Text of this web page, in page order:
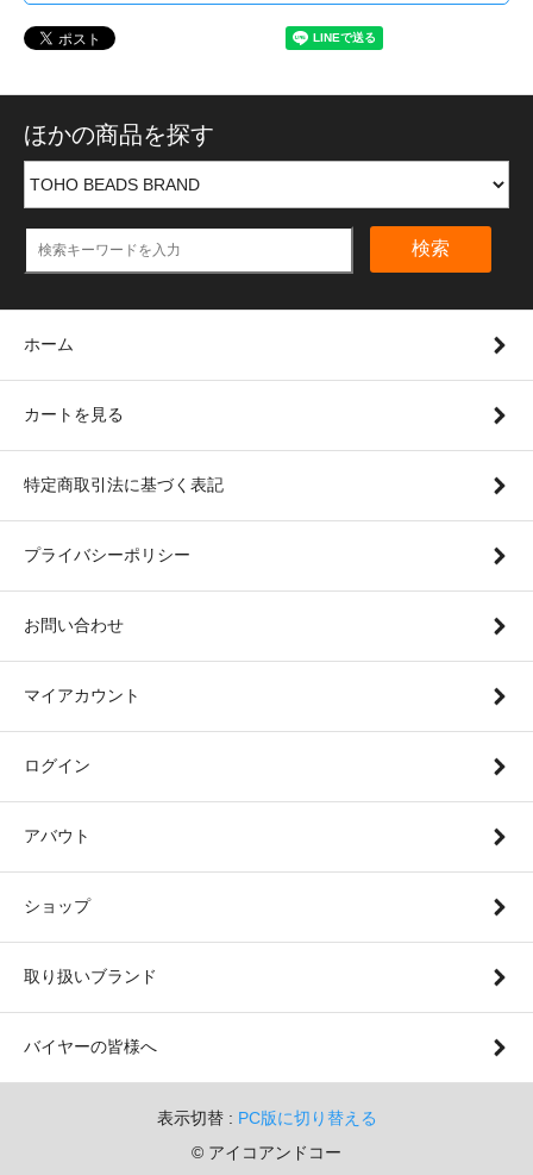
ほかの商品を探す
検索
ホーム
カートを見る
特定商取引法に基づく表記
プライバシーポリシー
お問い合わせ
マイアカウント
ログイン
アバウト
ショップ
取り扱いブランド
バイヤーの皆様へ
表示切替 : PC版に切り替える
© アイコアンドコー